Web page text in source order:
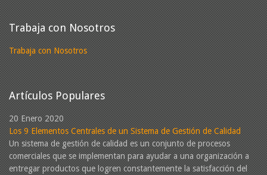
Trabaja con Nosotros
Trabaja con Nosotros
Artículos Populares
20 Enero 2020
Los 9 Elementos Centrales de un Sistema de Gestión de Calidad
Un sistema de gestión de calidad es un conjunto de procesos
comerciales que se implementan para ayudar a una organización a
entregar productos que logren constantemente la satisfacción del